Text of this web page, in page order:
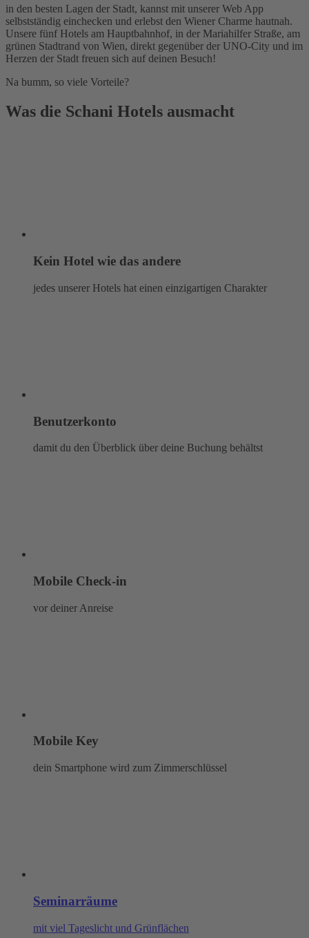
in den besten Lagen der Stadt, kannst mit unserer Web App
selbstständig einchecken und erlebst den Wiener Charme hautnah.
Unsere fünf Hotels am Hauptbahnhof, in der Mariahilfer Straße, am
grünen Stadtrand von Wien, direkt gegenüber der UNO-City und im
Herzen der Stadt freuen sich auf deinen Besuch!
Na bumm, so viele Vorteile?
Was die Schani Hotels ausmacht
Kein Hotel wie das andere
jedes unserer Hotels hat einen einzigartigen Charakter
Benutzerkonto
damit du den Überblick über deine Buchung behältst
Mobile Check-in
vor deiner Anreise
Mobile Key
dein Smartphone wird zum Zimmerschlüssel
Seminarräume
mit viel Tageslicht und Grünflächen